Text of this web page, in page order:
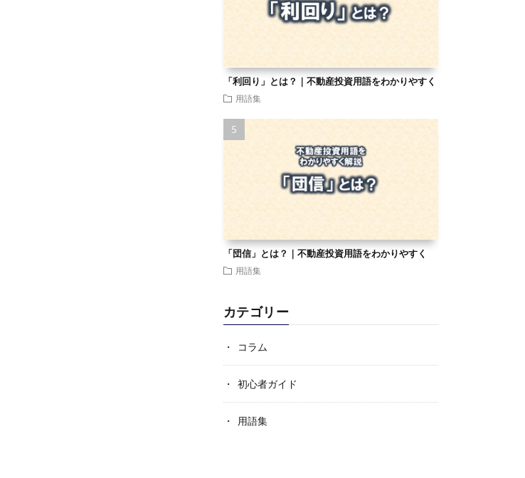
「利回り」とは？｜不動産投資用語をわかりやすく
用語集
「団信」とは？｜不動産投資用語をわかりやすく
用語集
カテゴリー
コラム
初心者ガイド
用語集